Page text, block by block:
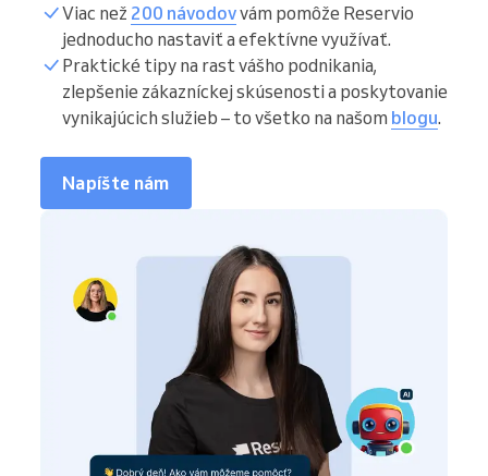
Viac než 200 návodovvám pomôže Reservio
jednoducho nastaviť a efektívne využívať.
Praktické tipy na rast vášho podnikania,
zlepšenie zákazníckej skúsenosti a poskytovanie
vynikajúcich služieb – to všetko na našom blogu.
Napíšte nám